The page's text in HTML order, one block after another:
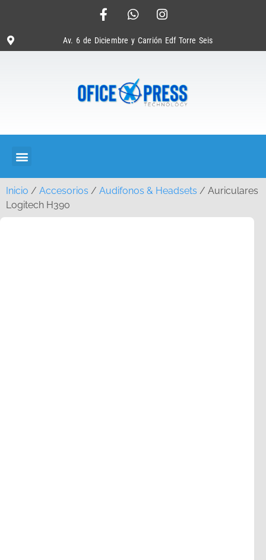
Av. 6 de Diciembre y Carrión Edf Torre Seis
Inicio / Accesorios / Audifonos & Headsets / Auriculares
Logitech H390